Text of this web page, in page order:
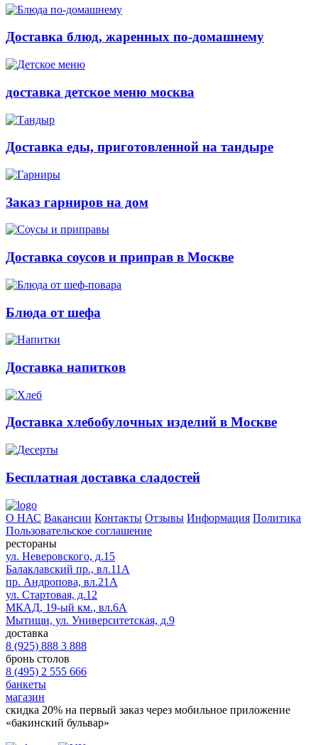
Доставка блюд, жаренных по-домашнему
доставка детское меню москва
Доставка еды, приготовленной на тандыре
Заказ гарниров на дом
Доставка соусов и приправ в Москве
Блюда от шефа
Доставка напитков
Доставка хлебобулочных изделий в Москве
Бесплатная доставка сладостей
О НАС Вакансии Контакты Отзывы Информация Политика
Пользовательское соглашение
рестораны
ул. Неверовского, д.15
Балаклавский пр., вл.11А
пр. Андропова, вл.21А
ул. Стартовая, д.12
МКАД, 19-ый км., вл.6А
Мытищи, ул. Университетская, д.9
доставка
8 (925) 888 3 888
бронь столов
8 (495) 2 555 666
банкеты
магазин
скидка 20% на первый заказ через мобильное приложение
«бакинский бульвар»